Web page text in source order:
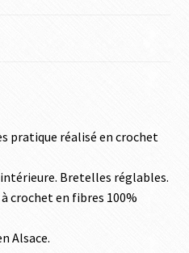
pratique réalisé en crochet
Bretelles réglables.
crochet en fibres 100%
Alsace.